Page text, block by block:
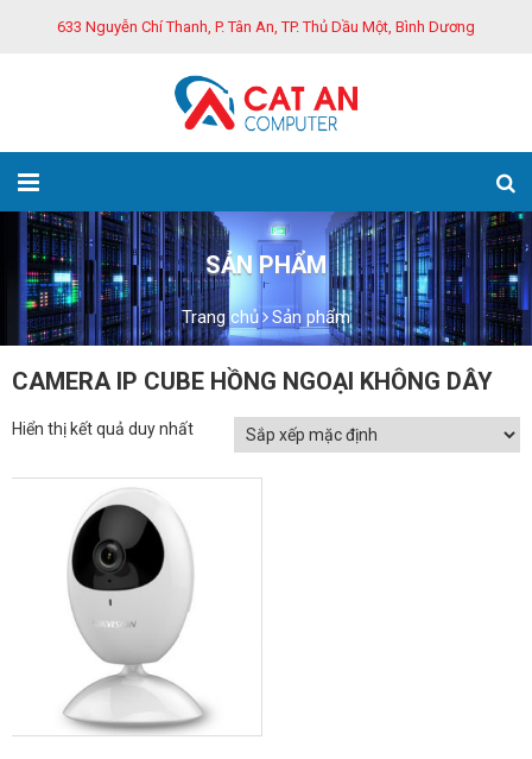
633 Nguyễn Chí Thanh, P. Tân An, TP. Thủ Dầu Một, Bình Dương
SẢN PHẨM
Trang chủ Sản phẩm
CAMERA IP CUBE HỒNG NGOẠI KHÔNG DÂY
Hiển thị kết quả duy nhất